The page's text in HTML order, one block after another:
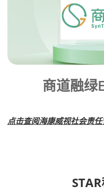
商道融绿
点击查阅海康威视社会责